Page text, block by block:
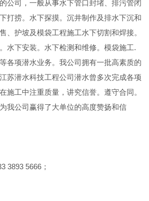
公司，一般从事水下管口封堵、排污管闭
打捞。水下探摸。沉井制作及排水下沉和
、护坡及模袋工程施工水下切割和焊接。
水下安装。水下检测和维修。模袋施工.
各项潜水业务。我公司拥有一批高素质的
苏潜水科技工程公司潜水曾多次完成各项
施工中注重质量，讲究信誉。遵守合同。
我公司赢得了大单位的高度赞扬和信
5666；